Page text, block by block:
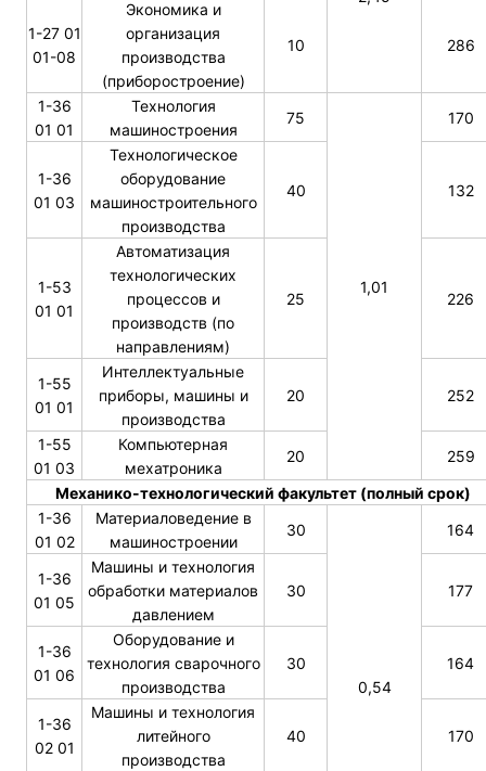
1-27 01
01-08
Экономика и
организация
производства
(приборостроение)
10 286
1-36
01 01
Технология
машиностроения
75
1,01
170
1-36
01 03
Технологическое
оборудование
машиностроительного
производства
40 132
1-53
01 01
Автоматизация
технологических
процессов и
производств (по
направлениям)
25 226
1-55
01 01
Интеллектуальные
приборы, машины и
производства
20 252
1-55
01 03
Компьютерная
мехатроника
20
259
Механико-технологический факультет (полный срок)
1-36
01 02
Материаловедение в
машиностроении
30
0,54
164
1-36
01 05
Машины и технология
обработки материалов
давлением
30 177
1-36
01 06
Оборудование и
технология сварочного
производства
30 164
1-36
02 01
Машины и технология
литейного
производства
40 170